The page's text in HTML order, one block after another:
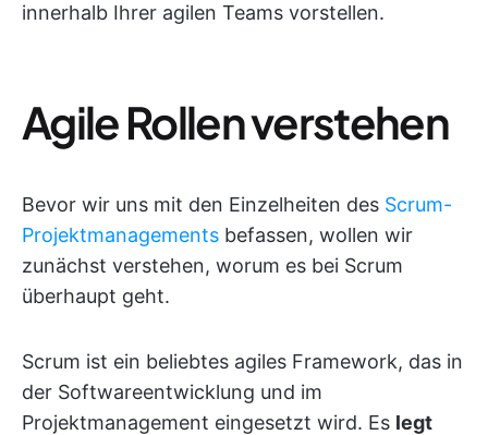
innerhalb Ihrer agilen Teams vorstellen.
Agile Rollen verstehen
Bevor wir uns mit den Einzelheiten des Scrum-
Projektmanagements befassen, wollen wir
zunächst verstehen, worum es bei Scrum
überhaupt geht.
Scrum ist ein beliebtes agiles Framework, das in
der Softwareentwicklung und im
Projektmanagement eingesetzt wird. Es legt